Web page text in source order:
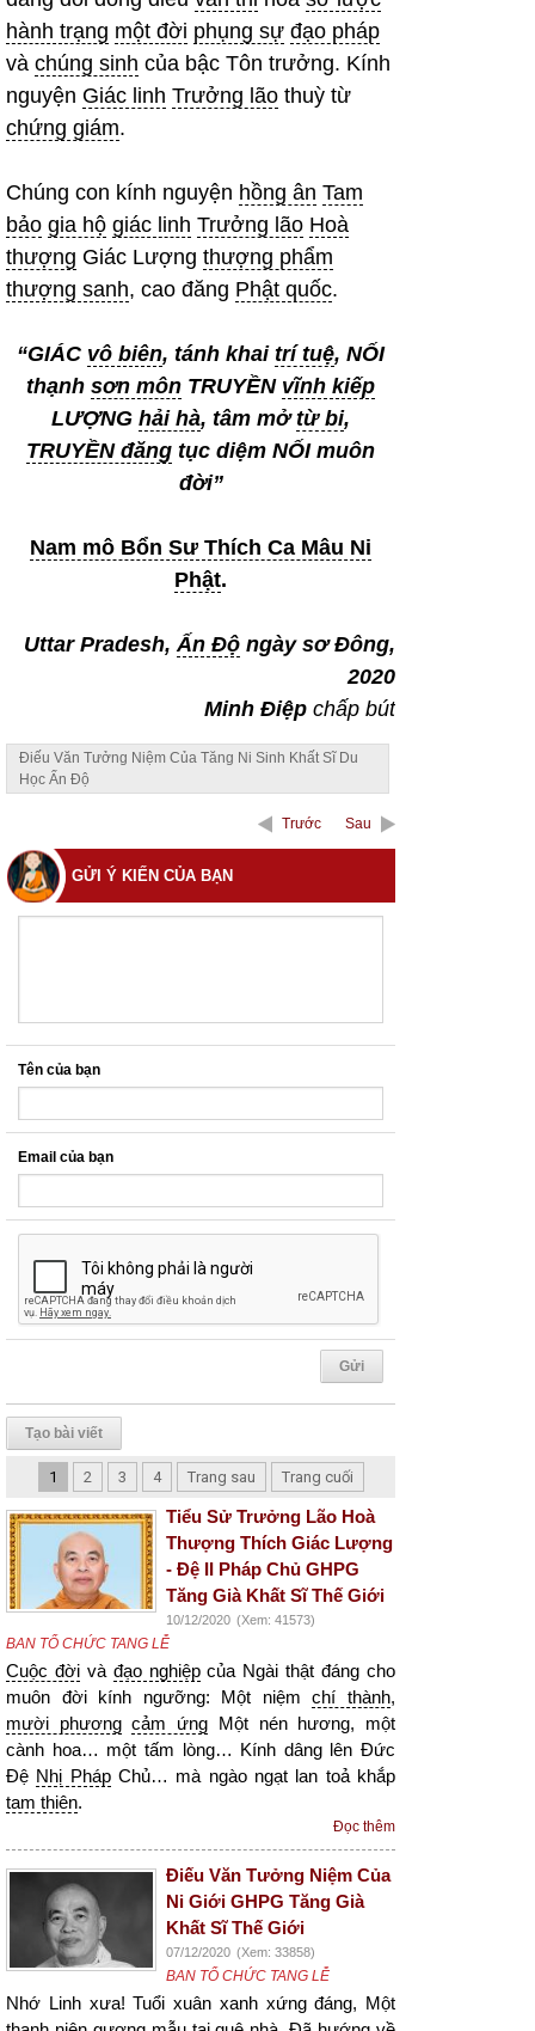
hành trạng một đời phụng sự đạo pháp
và chúng sinh của bậc Tôn trưởng. Kính
nguyện Giác linh Trưởng lão thuỳ từ
chứng giám.
Chúng con kính nguyện hồng ân Tam
bảo gia hộ giác linh Trưởng lão Hoà
thượng Giác Lượng thượng phẩm
thượng sanh, cao đăng Phật quốc.
“GIÁC vô biên, tánh khai trí tuệ, NỐI
thạnh sơn môn TRUYỀN vĩnh kiếp
LƯỢNG hải hà, tâm mởtừ bi,
TRUYỀN đăng tục diệm NỐI muôn
đời”
Nam mô Bổn Sư Thích Ca Mâu Ni
Phật.
Uttar Pradesh,Ấn Độ ngày sơ Đông,
2020
Minh Điệp chấp bút
Điếu Văn Tưởng Niệm Của Tăng Ni Sinh Khất Sĩ Du
Học Ấn Độ
Trước Sau
GỬI Ý KIẾN CỦA BẠN
Tên của bạn
Email của bạn
Tạo bài viết
1 2 3 4 Trang sau Trang cuối
Tiểu Sử Trưởng Lão Hoà
Thượng Thích Giác Lượng
- Đệ II Pháp Chủ GHPG
Tăng Già Khất Sĩ Thế Giới
10/12/2020 (Xem: 41573)
BAN TỔ CHỨC TANG LỄ
Cuộc đờivà đạo nghiệpcủa Ngài thật đáng cho
muôn đời kính ngưỡng: Một niệmchí thành,
mười phương cảm ứng Một nén hương, một
cành hoa… một tấm lòng… Kính dâng lên Đức
Đệ Nhị PhápChủ… mà ngào ngạt lan toả khắp
tam thiên.
Đọc thêm
Điếu Văn Tưởng Niệm Của
Ni Giới GHPG Tăng Già
Khất Sĩ Thế Giới
07/12/2020 (Xem: 33858)
BAN TỔ CHỨC TANG LỄ
Nhớ Linh xưa! Tuổi xuân xanh xứng đáng, Một